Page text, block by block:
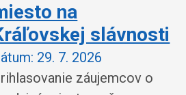
na
slávnosti
29. 7. 2026
záujemcov o